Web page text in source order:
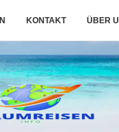
KONTAKT ÜBER